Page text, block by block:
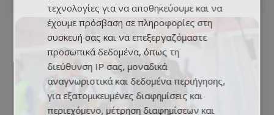
τεχνολογίες για να αποθηκεύουμε και να
έχουμε πρόσβαση σε πληροφορίες στη
συσκευή σας και να επεξεργαζόμαστε
προσωπικά δεδομένα, όπως τη
διεύθυνση IP σας, μοναδικά
αναγνωριστικά και δεδομένα περιήγησης,
για εξατομικευμένες διαφημίσεις και
περιεχόμενο, μέτρηση διαφημίσεων και